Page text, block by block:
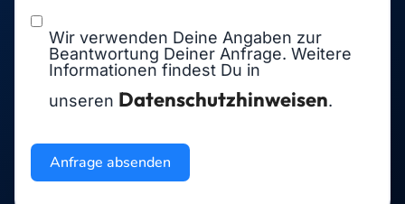
Wir verwenden Deine Angaben zur
Beantwortung Deiner Anfrage. Weitere
Informationen findest Du in
unseren Datenschutzhinweisen.
Anfrage absenden